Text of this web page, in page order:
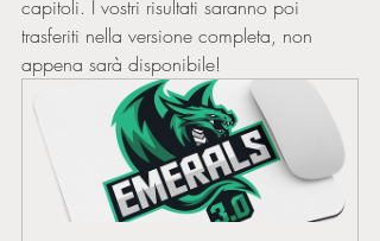
capitoli. I vostri risultati saranno poi
trasferiti nella versione completa, non
appena sarà disponibile!